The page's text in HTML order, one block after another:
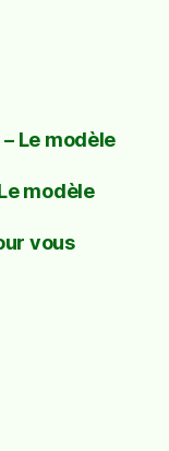
Le modèle
modèle
vous